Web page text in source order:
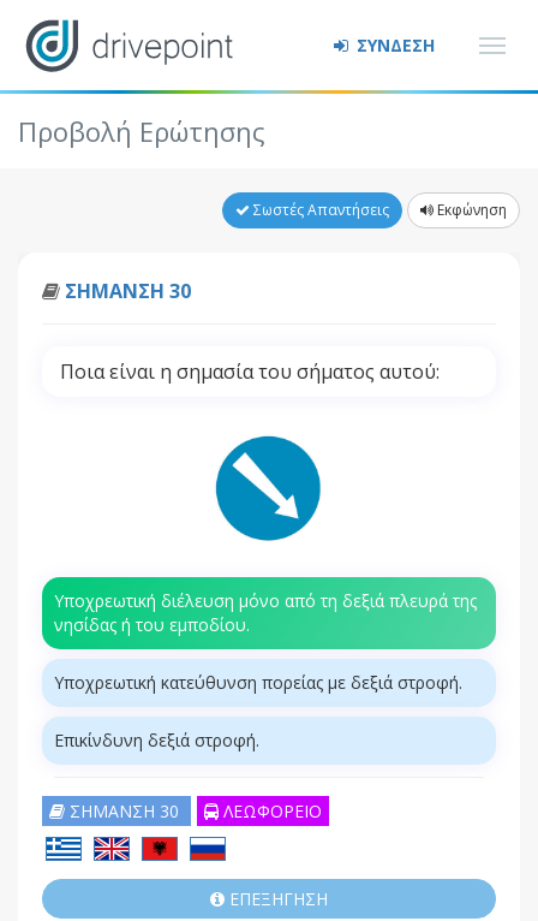
ΣΥΝΔΕΣΗ
Προβολή Ερώτησης
Σωστές Απαντήσεις Εκφώνηση
ΣΗΜΑΝΣΗ 30
Ποια είναι η σημασία του σήματος αυτού:
Υποχρεωτική διέλευση μόνο από τη δεξιά πλευρά της
νησίδας ή του εμποδίου.
Υποχρεωτική κατεύθυνση πορείας με δεξιά στροφή.
Επικίνδυνη δεξιά στροφή.
ΣΗΜΑΝΣΗ 30 ΛΕΩΦΟΡΕΙΟ
ΕΠΕΞΗΓΗΣΗ